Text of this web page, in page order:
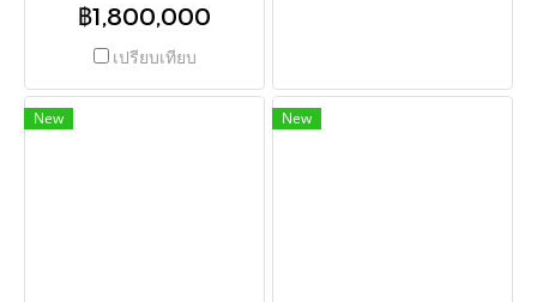
น้ำ ต่อรองได้ ใกล้รร.สาธิต
TPI-3226
฿1,800,000
เปรียบเทียบ
New New